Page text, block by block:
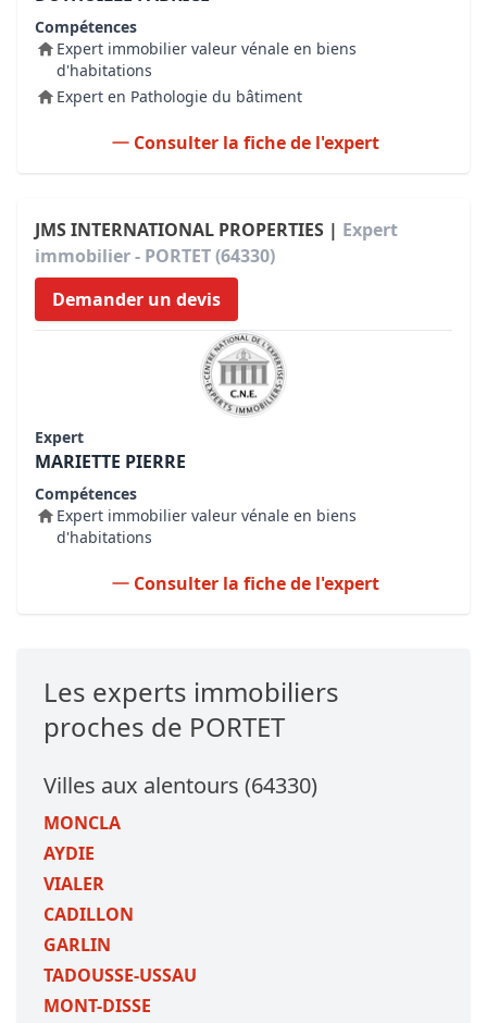
Compétences
Expert immobilier valeur vénale en biens
d'habitations
Expert en Pathologie du bâtiment
Consulter la fiche de l'expert
JMS INTERNATIONAL PROPERTIES | Expert
immobilier - PORTET (64330)
Demander un devis
Expert
MARIETTE PIERRE
Compétences
Expert immobilier valeur vénale en biens
d'habitations
Consulter la fiche de l'expert
Les experts immobiliers
proches de PORTET
Villes aux alentours (64330)
MONCLA
AYDIE
VIALER
CADILLON
GARLIN
TADOUSSE-USSAU
MONT-DISSE